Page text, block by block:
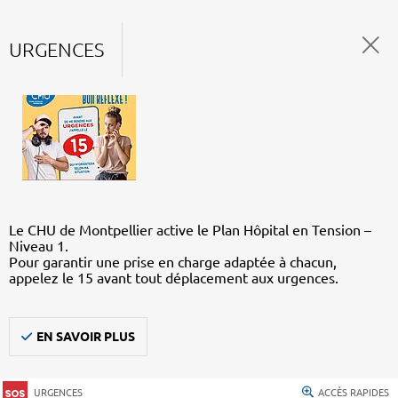
URGENCES
Le CHU de Montpellier active le Plan Hôpital en Tension –
Niveau 1.
Pour garantir une prise en charge adaptée à chacun,
appelez le 15 avant tout déplacement aux urgences.
EN SAVOIR PLUS
URGENCES ACCÈS RAPIDES